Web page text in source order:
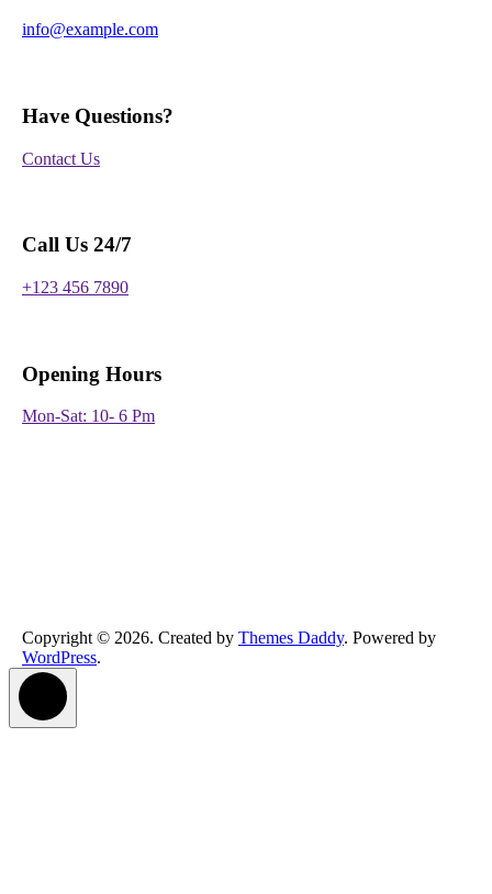
info@example.com
Have Questions?
Contact Us
Call Us 24/7
+123 456 7890
Opening Hours
Mon-Sat: 10- 6 Pm
Copyright © 2026. Created by Themes Daddy. Powered by
WordPress.